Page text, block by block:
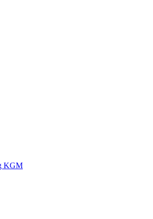
KGM